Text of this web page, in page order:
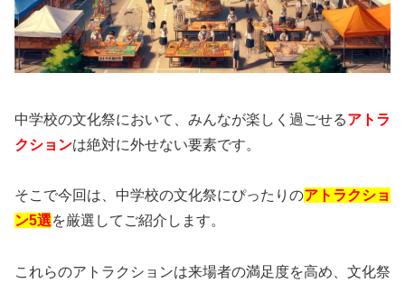
中学校の文化祭において、みんなが楽しく過ごせるアトラ
クションは絶対に外せない要素です。
そこで今回は、中学校の文化祭にぴったりのアトラクショ
ン5選を厳選してご紹介します。
これらのアトラクションは来場者の満足度を高め、文化祭